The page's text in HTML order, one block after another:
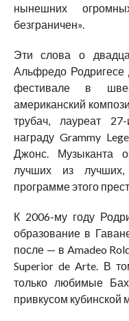
нынешних
безграничен».
Эти слова о
Альфредо
фестивале в
американский
трубач, лауреат
награду Grammy
Джонс. Музыканта
лучших из
программе этого
К 2006-му году
образование в
после — в Amadeo
Superior de Arte. В
только любимые
привкусом кубинской